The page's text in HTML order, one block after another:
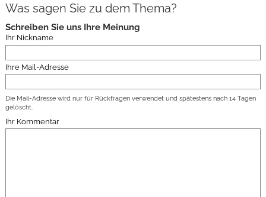
Was sagen Sie zu dem Thema?
Schreiben Sie uns Ihre Meinung
Ihr Nickname
Ihre Mail-Adresse
Die Mail-Adresse wird nur für Rückfragen verwendet und spätestens nach 14 Tagen
gelöscht.
Ihr Kommentar